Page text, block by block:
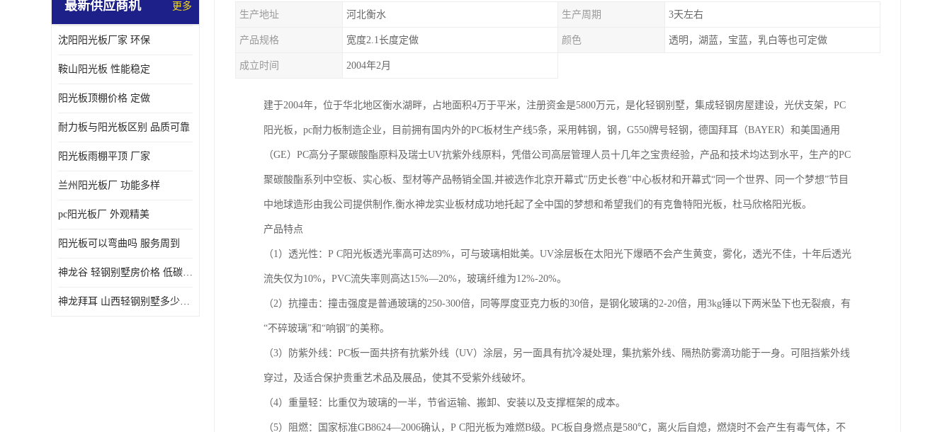
最新供应商机 更多
沈阳阳光板厂家 环保
鞍山阳光板 性能稳定
阳光板顶棚价格 定做
耐力板与阳光板区别 品质可靠
阳光板雨棚平顶 厂家
兰州阳光板厂 功能多样
pc阳光板厂 外观精美
阳光板可以弯曲吗 服务周到
神龙谷 轻钢别墅房价格 低碳环保
神龙拜耳 山西轻钢别墅多少钱 施工快捷
生产地址 河北衡水 生产周期 3天左右
产品规格 宽度2.1长度定做 颜色 透明，湖蓝，宝蓝，乳白等也可定做
成立时间 2004年2月
建于2004年，位于华北地区衡水湖畔，占地面积4万于平米，注册资金是5800万元，是化轻钢别墅，集成轻钢房屋建设，光伏支架，PC
阳光板，pc耐力板制造企业，目前拥有国内外的PC板材生产线5条，采用韩钢，钢，G550牌号轻钢，德国拜耳（BAYER）和美国通用
（GE）PC高分子聚碳酸酯原料及瑞士UV抗紫外线原料，凭借公司高层管理人员十几年之宝贵经验，产品和技术均达到水平，生产的PC
聚碳酸酯系列中空板、实心板、型材等产品畅销全国,并被选作北京开幕式"历史长卷"中心板材和开幕式“同一个世界、同一个梦想”节目
中地球造形由我公司提供制作,衡水神龙实业板材成功地托起了全中国的梦想和希望我们的有克鲁特阳光板，杜马欣格阳光板。
产品特点
（1）透光性：P C阳光板透光率高可达89%，可与玻璃相妣美。UV涂层板在太阳光下爆晒不会产生黄变，雾化，透光不佳，十年后透光
流失仅为10%，PVC流失率则高达15%—20%，玻璃纤维为12%-20%。
（2）抗撞击：撞击强度是普通玻璃的250-300倍，同等厚度亚克力板的30倍，是钢化玻璃的2-20倍，用3kg锤以下两米坠下也无裂痕，有
“不碎玻璃”和“响钢”的美称。
（3）防紫外线：PC板一面共挤有抗紫外线（UV）涂层，另一面具有抗冷凝处理，集抗紫外线、隔热防雾滴功能于一身。可阻挡紫外线
穿过，及适合保护贵重艺术品及展品，使其不受紫外线破坏。
（4）重量轻：比重仅为玻璃的一半，节省运输、搬卸、安装以及支撑框架的成本。
（5）阻燃：国家标准GB8624—2006确认，P C阳光板为难燃B级。PC板自身燃点是580℃，离火后自熄，燃烧时不会产生有毒气体，不